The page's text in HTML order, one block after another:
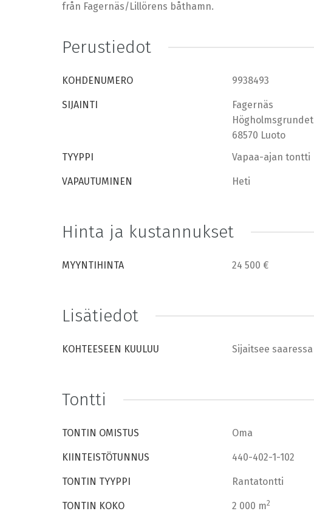
från Fagernäs/Lillörens båthamn.
Perustiedot
KOHDENUMERO 9938493
SIJAINTI
Fagernäs
Högholmsgrundet
68570 Luoto
TYYPPI
Vapaa-ajan tontti
VAPAUTUMINEN Heti
Hinta ja kustannukset
MYYNTIHINTA 24 500 €
Lisätiedot
KOHTEESEEN KUULUU Sijaitsee saaressa
Tontti
TONTIN OMISTUS Oma
KIINTEISTÖTUNNUS 440-402-1-102
TONTIN TYYPPI Rantatontti
TONTIN KOKO 2 000 m2